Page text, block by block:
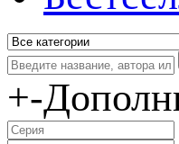
+-